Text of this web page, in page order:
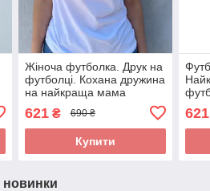
Жіноча футболка. Друк на
футболці. Кохана дружина
на найкраща мама
621₴ 690 ₴
Купити
621
новинки